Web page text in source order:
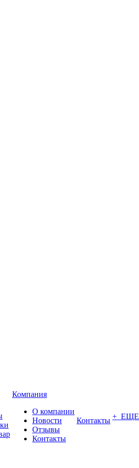
Компания
О компании
Новости
Отзывы
Контакты
Контакты + ЕЩЕ